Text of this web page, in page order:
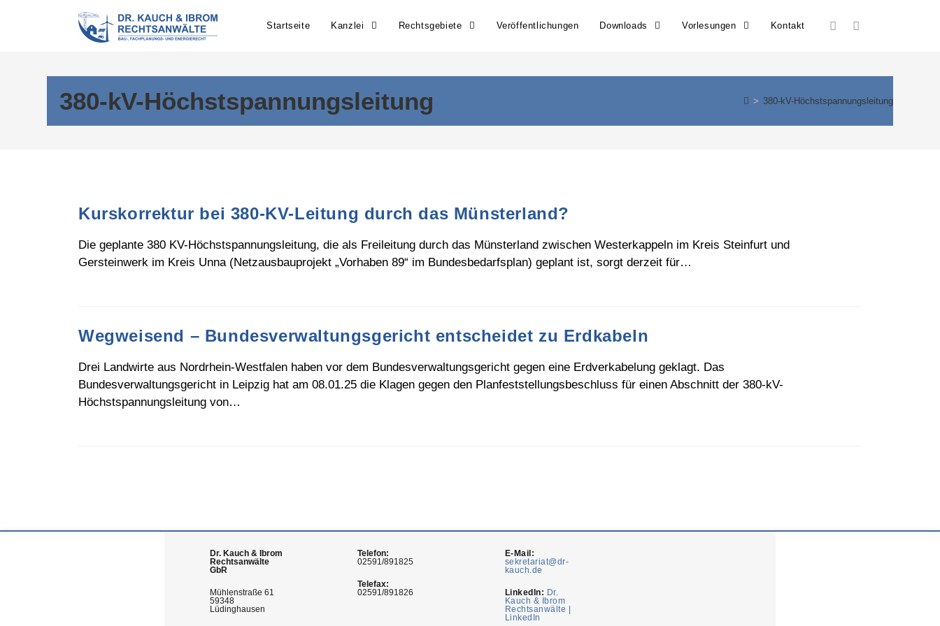
Startseite Kanzlei Rechtsgebiete Veröffentlichungen Downloads Vorlesungen Kontakt
380-kV-Höchstspannungsleitung > 380-kV-Höchstspannungsleitung
Kurskorrektur bei 380-KV-Leitung durch das Münsterland?
Die geplante 380 KV-Höchstspannungsleitung, die als Freileitung durch das Münsterland zwischen Westerkappeln im Kreis Steinfurt und
Gersteinwerk im Kreis Unna (Netzausbauprojekt „Vorhaben 89“ im Bundesbedarfsplan) geplant ist, sorgt derzeit für…
Wegweisend – Bundesverwaltungsgericht entscheidet zu Erdkabeln
Drei Landwirte aus Nordrhein-Westfalen haben vor dem Bundesverwaltungsgericht gegen eine Erdverkabelung geklagt. Das
Bundesverwaltungsgericht in Leipzig hat am 08.01.25 die Klagen gegen den Planfeststellungsbeschluss für einen Abschnitt der 380-kV-
Höchstspannungsleitung von…
Dr. Kauch & Ibrom
Rechtsanwälte
GbR
Mühlenstraße 61
59348
Lüdinghausen
Telefon:
02591/891825
Telefax:
02591/891826
E-Mail:
sekretariat@dr-
kauch.de
LinkedIn: Dr.
Kauch & Ibrom
Rechtsanwälte |
LinkedIn